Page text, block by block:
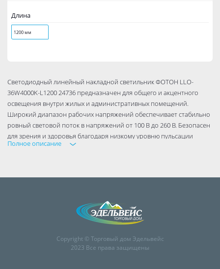
Длина
1200 мм
Светодиодный линейный накладной светильник ФОТОН LLO-
36W4000K-L1200 24736 предназначен для общего и акцентного
освещения внутри жилых и административных помещений.
Широкий диапазон рабочих напряжений обеспечивает стабильно
ровный световой поток в напряжений от 100 В до 260 В. Безопасен
для зрения и здоровья благодаря низкому уровню пульсации
светового потока (менее 5%) в течение всего срока службы.
Полное описание
Copyright © Торговый дом Эдельвейс
2023 Все права защищены